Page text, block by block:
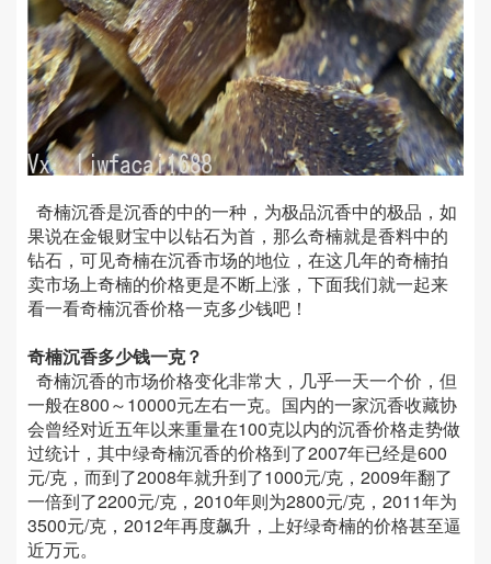
奇楠沉香是沉香的中的一种，为极品沉香中的极品，如
果说在金银财宝中以钻石为首，那么奇楠就是香料中的
钻石，可见奇楠在沉香市场的地位，在这几年的奇楠拍
卖市场上奇楠的价格更是不断上涨，下面我们就一起来
看一看奇楠沉香价格一克多少钱吧！
奇楠沉香多少钱一克？
奇楠沉香的市场价格变化非常大，几乎一天一个价，但
一般在800～10000元左右一克。国内的一家沉香收藏协
会曾经对近五年以来重量在100克以内的沉香价格走势做
过统计，其中绿奇楠沉香的价格到了2007年已经是600
元/克，而到了2008年就升到了1000元/克，2009年翻了
一倍到了2200元/克，2010年则为2800元/克，2011年为
3500元/克，2012年再度飙升，上好绿奇楠的价格甚至逼
近万元。